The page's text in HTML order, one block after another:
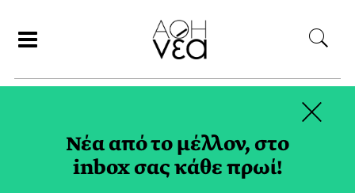
ΑΠΡΙΛΙΟΣ 2018
Νέα από το μέλλον, στο
inbox σας κάθε πρωί!
×